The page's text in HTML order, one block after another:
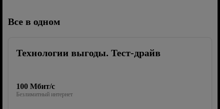
Все в одном
Технологии выгоды. Тест-драйв
100 Мбит/с
Безлимитный интернет